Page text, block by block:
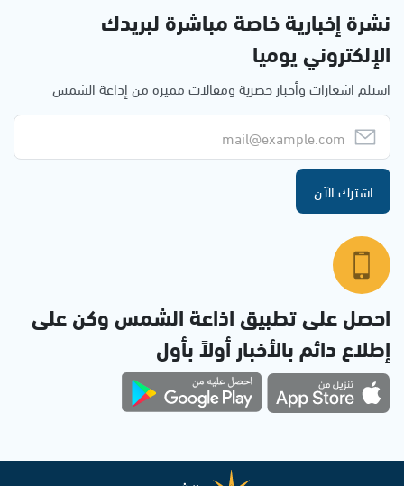
نشرة إخبارية خاصة مباشرة لبريدك
الإلكتروني يوميا
استلم اشعارات وأخبار حصرية ومقالات مميزة من إذاعة الشمس
اشترك الآن
احصل على تطبيق اذاعة الشمس وكن على
إطلاع دائم بالأخبار أولاً بأول